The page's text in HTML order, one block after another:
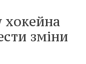
хокейна
зміни